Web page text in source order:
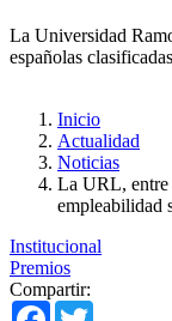
La Universidad
españolas
Inicio
Actualidad
Noticias
La URL, entre
empleabilidad
Institucional
Premios
Compartir:
Facebook